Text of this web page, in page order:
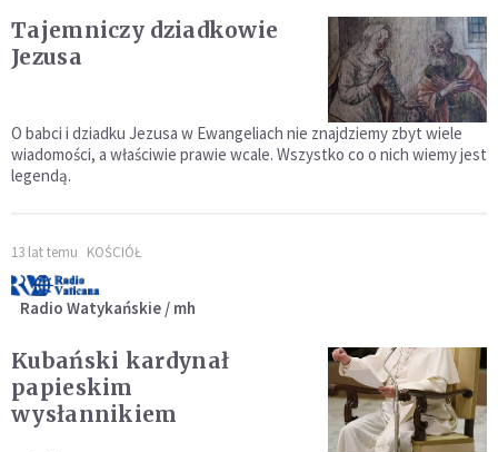
Tajemniczy dziadkowie
Jezusa
O babci i dziadku Jezusa w Ewangeliach nie znajdziemy zbyt wiele
wiadomości, a właściwie prawie wcale. Wszystko co o nich wiemy jest
legendą.
13 lat temu KOŚCIÓŁ
Radio Watykańskie / mh
Kubański kardynał
papieskim
wysłannikiem